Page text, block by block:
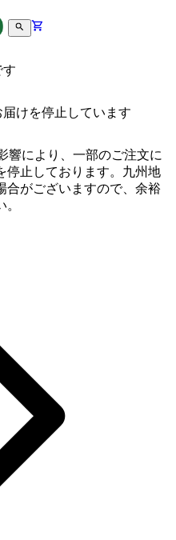
す
けを停止しています
響により、一部のご注文に
停止しております。九州地
合がございますので、余裕